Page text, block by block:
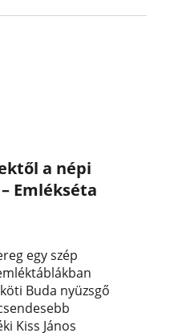
a népi
Emlékséta
egy szép
Buda nyüzsgő
Kiss János